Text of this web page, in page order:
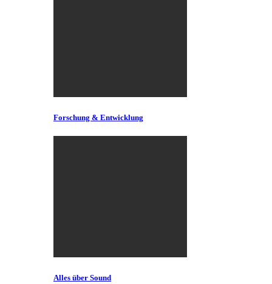
Forschung & Entwicklung
Alles über Sound